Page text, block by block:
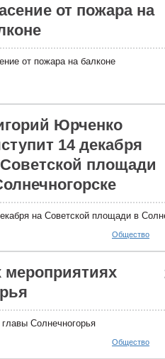
от пожара на
от пожара на балконе
Юрченко
14 декабря
площади
на Советской площади в
Общество
Солнечногорья
Общество